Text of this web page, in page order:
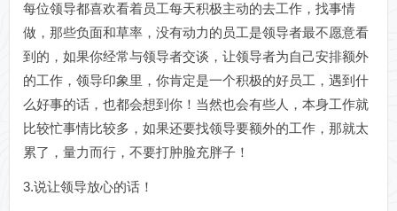
每位领导都喜欢看着员工每天积极主动的去工作，找事情
做，那些负面和草率，没有动力的员工是领导者最不愿意看
到的，如果你经常与领导者交谈，让领导者为自己安排额外
的工作，领导印象里，你肯定是一个积极的好员工，遇到什
么好事的话，也都会想到你！当然也会有些人，本身工作就
比较忙事情比较多，如果还要找领导要额外的工作，那就太
累了，量力而行，不要打肿脸充胖子！
3.说让领导放心的话！